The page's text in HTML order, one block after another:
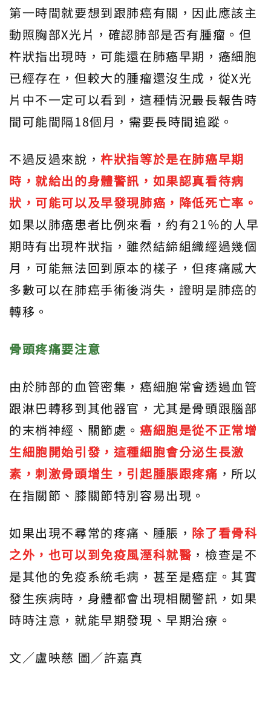
第一時間就要想到跟肺癌有關，因此應該主
動照胸部X光片，確認肺部是否有腫瘤。但
杵狀指出現時，可能還在肺癌早期，癌細胞
已經存在，但較大的腫瘤還沒生成，從X光
片中不一定可以看到，這種情況最長報告時
間可能間隔18個月，需要長時間追蹤。
不過反過來說，杵狀指等於是在肺癌早期
時，就給出的身體警訊，如果認真看待病
狀，可能可以及早發現肺癌，降低死亡率。
如果以肺癌患者比例來看，約有21％的人早
期時有出現杵狀指，雖然結締組織經過幾個
月，可能無法回到原本的樣子，但疼痛感大
多數可以在肺癌手術後消失，證明是肺癌的
轉移。
骨頭疼痛要注意
由於肺部的血管密集，癌細胞常會透過血管
跟淋巴轉移到其他器官，尤其是骨頭跟腦部
的末梢神經、關節處。 癌細胞是從不正常增
生細胞開始引發，這種細胞會分泌生長激
素，刺激骨頭增生，引起腫脹跟疼痛 ，所以
在指關節、膝關節特別容易出現。
如果出現不尋常的疼痛、腫脹， 除了看骨科
之外，也可以到免疫風溼科就醫 ，檢查是不
是其他的免疫系統毛病，甚至是癌症。其實
發生疾病時，身體都會出現相關警訊，如果
時時注意，就能早期發現、早期治療。
文／盧映慈 圖／許嘉真